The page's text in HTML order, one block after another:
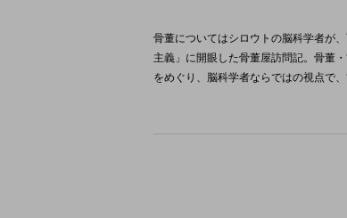
骨董についてはシロウトの脳科学者が
主義」に開眼した骨董屋訪問記。骨董
をめぐり、脳科学者ならではの視点で